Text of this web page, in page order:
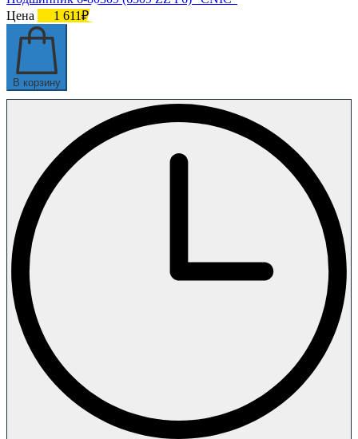
Цена
1 611₽
В корзину